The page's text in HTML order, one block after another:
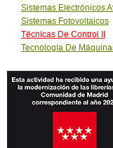
Sistemas Electrónicos
Sistemas Fotovoltaicos
Técnicas De Control II
Tecnología De